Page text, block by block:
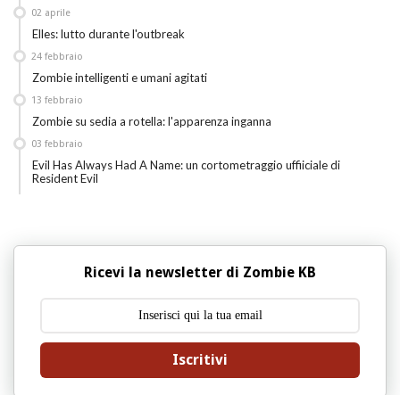
Elles: lutto durante l'outbreak
02 aprile
Zombie intelligenti e umani agitati
24 febbraio
Zombie su sedia a rotella: l'apparenza inganna
13 febbraio
Evil Has Always Had A Name: un cortometraggio uffiiciale di
Resident Evil
03 febbraio
Ricevi la newsletter di Zombie KB
Iscritivi